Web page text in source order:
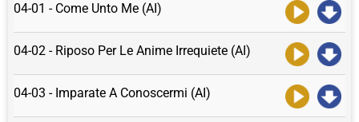
04-01 - Come Unto Me (AI)
04-02 - Riposo Per Le Anime Irrequiete (AI)
04-03 - Imparate A Conoscermi (AI)